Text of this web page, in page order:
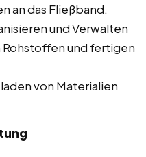
an das Fließband.
und Verwalten
und fertigen
von Materialien